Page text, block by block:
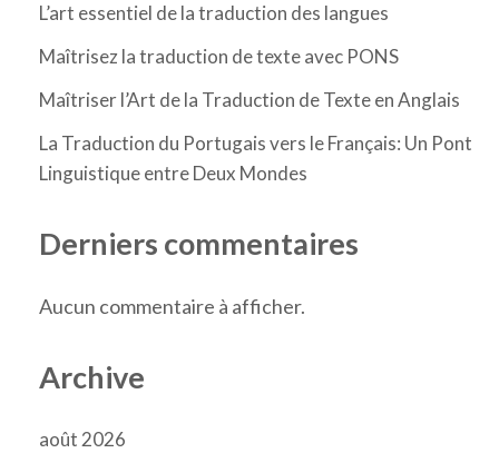
L’art essentiel de la traduction des langues
Maîtrisez la traduction de texte avec PONS
Maîtriser l’Art de la Traduction de Texte en Anglais
La Traduction du Portugais vers le Français: Un Pont
Linguistique entre Deux Mondes
Derniers commentaires
Aucun commentaire à afficher.
Archive
août 2026